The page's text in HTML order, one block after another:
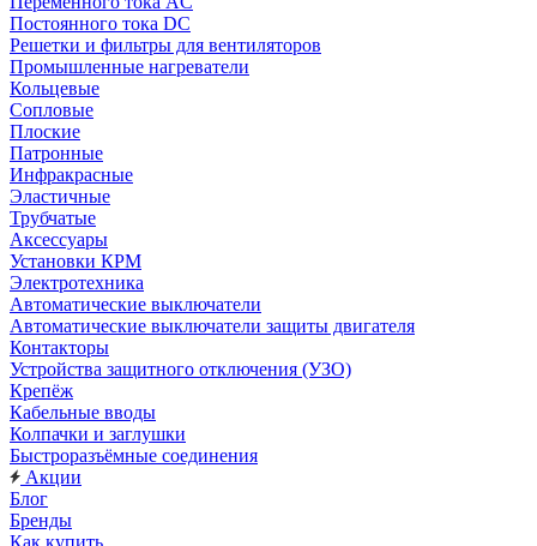
Постоянного тока DC
Решетки и фильтры для вентиляторов
Промышленные нагреватели
Кольцевые
Сопловые
Плоские
Патронные
Инфракрасные
Эластичные
Трубчатые
Аксессуары
Установки КРМ
Электротехника
Автоматические выключатели
Автоматические выключатели защиты двигателя
Контакторы
Устройства защитного отключения (УЗО)
Крепёж
Кабельные вводы
Колпачки и заглушки
Быстроразъёмные соединения
Акции
Блог
Бренды
Как купить